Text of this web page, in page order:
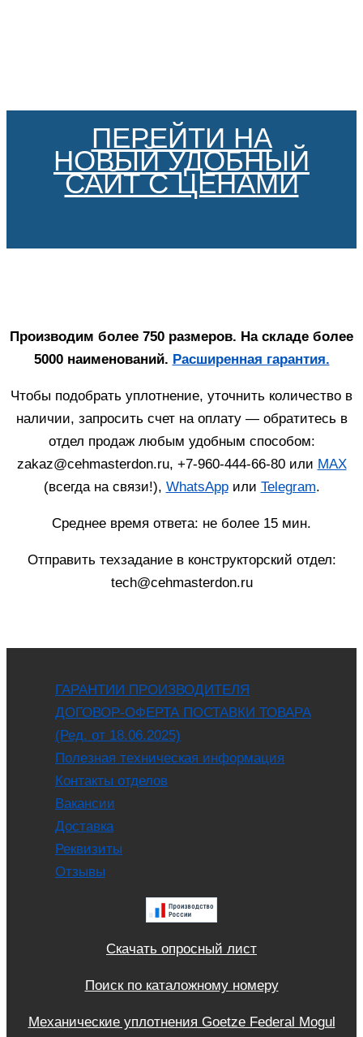
ПЕРЕЙТИ НА
НОВЫЙ УДОБНЫЙ
САЙТ С ЦЕНАМИ
Производим более 750 размеров. На складе более
5000 наименований. Расширенная гарантия.
Чтобы подобрать уплотнение, уточнить количество в
наличии, запросить счет на оплату — обратитесь в
отдел продаж любым удобным способом:
zakaz@cehmasterdon.ru, +7-960-444-66-80 или MAX
(всегда на связи!), WhatsAppили Telegram.
Среднее время ответа: не более 15 мин.
Отправить техзадание в конструкторский отдел:
tech@cehmasterdon.ru
ГАРАНТИИ ПРОИЗВОДИТЕЛЯ
ДОГОВОР-ОФЕРТА ПОСТАВКИ ТОВАРА
(Ред. от 18.06.2025)
Полезная техническая информация
Контакты отделов
Вакансии
Доставка
Реквизиты
Отзывы
Скачать опросный лист
Поиск по каталожному номеру
Механические уплотнения Goetze Federal Mogul